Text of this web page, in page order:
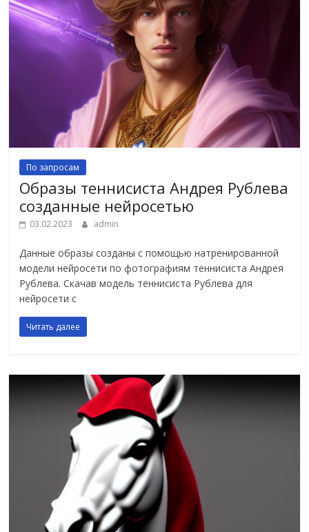
По запросам
Образы теннисиста Андрея Рублева
созданные нейросетью
03.02.2023 admin
Данные образы созданы с помощью натренированной
модели нейросети по фотографиям теннисиста Андрея
Рублева. Скачав модель теннисиста Рублева для
нейросети с
Читать далее